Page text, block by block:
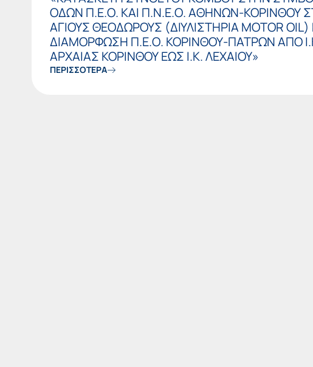
ΟΔΩΝ Π.Ε.Ο. ΚΑΙ Π.Ν.Ε.Ο. ΑΘΗΝΩΝ-ΚΟΡΙΝΘΟΥ
ΑΓΙΟΥΣ ΘΕΟΔΩΡΟΥΣ (ΔΙΥΛΙΣΤΗΡΙΑ MOTOR OIL)
ΔΙΑΜΟΡΦΩΣΗ Π.Ε.Ο. ΚΟΡΙΝΘΟΥ-ΠΑΤΡΩΝ ΑΠΟ
ΑΡΧΑΙΑΣ ΚΟΡΙΝΘΟΥ ΕΩΣ Ι.Κ. ΛΕΧΑΙΟΥ»
ΠΕΡΙΣΣΟΤΕΡΑ